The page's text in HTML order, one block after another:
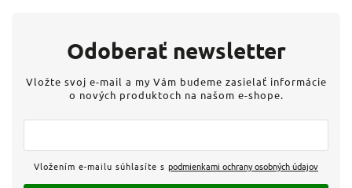
Odoberať newsletter
Vložte svoj e-mail a my Vám budeme zasielať informácie
o nových produktoch na našom e-shope.
Vložením e-mailu súhlasíte s podmienkami ochrany osobných údajov